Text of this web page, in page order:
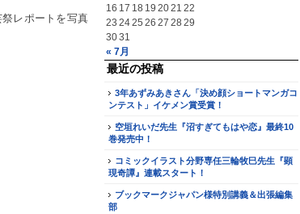
レポートを写真
« 7月
16 17 18 19 2021 22
23 2425 26 27 28 29
3031
最近の投稿
3年あずみあきさん「決め顔ショートマンガコ
ンテスト」イケメン賞受賞！
空垣れいだ先生『沼すぎてもはや恋』最終10
巻発売中！
コミックイラスト分野専任三輪牧巳先生『顕
現奇譚』連載スタート！
ブックマークジャパン様特別講義＆出張編集
部